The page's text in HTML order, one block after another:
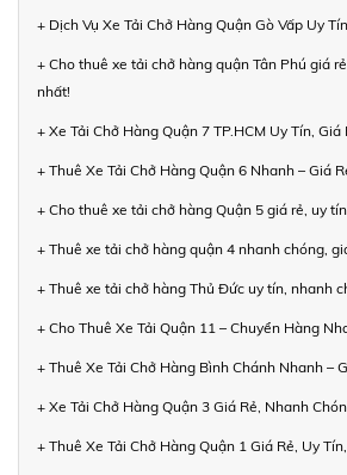
+ Dịch Vụ Xe Tải Chở Hàng Quận Gò Vấp Uy
+ Cho thuê xe tải chở hàng quận Tân Phú giá
nhất!
+ Xe Tải Chở Hàng Quận 7 TP.HCM Uy Tín, Giá
+ Thuê Xe Tải Chở Hàng Quận 6 Nhanh – Giá
+ Cho thuê xe tải chở hàng Quận 5 giá rẻ, uy
+ Thuê xe tải chở hàng quận 4 nhanh chóng,
+ Thuê xe tải chở hàng Thủ Đức uy tín, nhanh
+ Cho Thuê Xe Tải Quận 11 – Chuyển Hàng
+ Thuê Xe Tải Chở Hàng Bình Chánh Nhanh –
+ Xe Tải Chở Hàng Quận 3 Giá Rẻ, Nhanh
+ Thuê Xe Tải Chở Hàng Quận 1 Giá Rẻ, Uy